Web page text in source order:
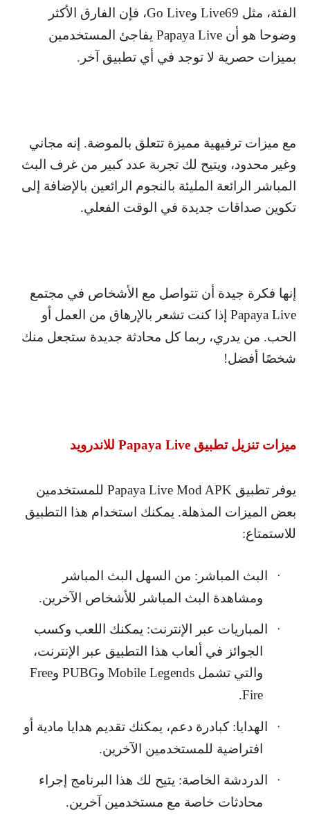
الفئة، مثل 69
Live وGo Live، فإن الفارق الأكثر
وضوحا هو أن Papaya Live يفاجئ المستخدمين
بميزات حصرية لا توجد في أي تطبيق آخر.
مع ميزات ترفيهية مميزة تتعلق بالموضة. إنه مجاني
وغير محدود، ويتيح لك تجربة عدد كبير من غرف البث
المباشر الرائعة المليئة بالنجوم الرائعين بالإضافة إلى
تكوين صداقات جديدة في الوقت الفعلي.
إنها فكرة جيدة أن تتواصل مع الأشخاص في مجتمع
Papaya Live إذا كنت تشعر بالإرهاق من العمل أو
الحب. من يدري، ربما كل محادثة جديدة ستجعل منك
شخصًا أفضل!
ميزات تنزيل تطبيق Papaya Live للاندرويد
يوفر تطبيق Papaya Live Mod APK للمستخدمين
بعض الميزات المذهلة. يمكنك استخدام هذا التطبيق
للاستمتاع:
·
البث المباشر: من السهل البث المباشر
ومشاهدة البث المباشر للأشخاص الآخرين.
·
المباريات عبر الإنترنت: يمكنك اللعب وكسب
الجوائز في ألعاب هذا التطبيق عبر الإنترنت،
والتي تشمل Mobile Legends وPUBG وFree
Fire
.
·
الهدايا: كبادرة دعم، يمكنك تقديم هدايا مادية أو
افتراضية للمستخدمين الآخرين.
·
الدردشة الخاصة: يتيح لك هذا البرنامج إجراء
محادثات خاصة مع مستخدمين آخرين.